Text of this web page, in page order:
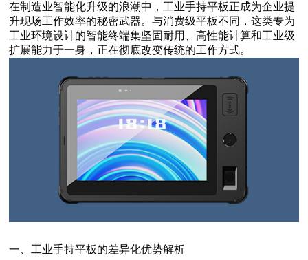
在制造业智能化升级的浪潮中，工业手持平板正成为企业提
升现场工作效率的秘密武器。与消费级平板不同，这类专为
工业环境设计的智能终端集坚固耐用、高性能计算和工业级
扩展能力于一身，正在彻底改变传统的工作方式。
一、工业手持平板的差异化优势解析